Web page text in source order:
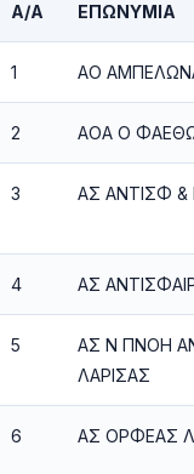
Α/Α ΕΠΩΝΥΜΊΑ
1 ΑΟ
2 ΑΟΑ Ο
3 ΑΣ ΑΝΤΙΣΦ &
4 ΑΣ
5
ΑΣ Ν ΠΝΟΗ
ΛΑΡΙΣΑΣ
6 ΑΣ ΟΡΦΕΑΣ